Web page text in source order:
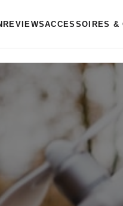
REVIEWSACCESSOIRES &